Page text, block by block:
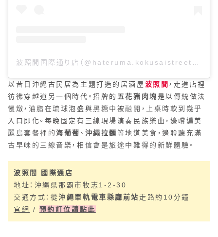
波照間国際通り店（@hateruma.kokusaistreet）分享的貼文
以昔日沖繩古民居為主題打造的居酒屋 波照間 ，走進店裡
彷彿穿越道另一個時代。招牌的 五花豬肉塊是以傳統做法
慢燉，油脂在琉球泡盛與黑糖中被融開，上桌時軟到幾乎
入口即化。每晚固定有三線現場演奏民族樂曲，邊嚐遍美
麗島套餐裡的海葡萄 、 沖繩拉麵等地道美食，邊聆聽充滿
古早味的三線音樂，相信會是旅途中難得的新鮮體驗。
波照間 國際通店
地址：沖縄県那覇市牧志1-2-30
交通方式：從沖繩單軌電車縣廳前站 走路約10分鐘
官網
/ 預約訂位請點此